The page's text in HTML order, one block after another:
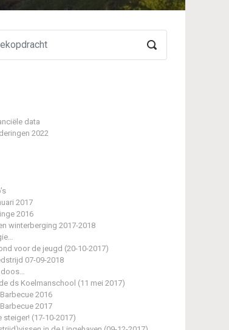
data
2022
2017
2016
winterberging 2017-2018
voor de jeugd (20-10-2017)
07-09-2018
doos…
ds Koelmanschool (11 mei 2017)
2016
2017
steiger! (17-10-2017)